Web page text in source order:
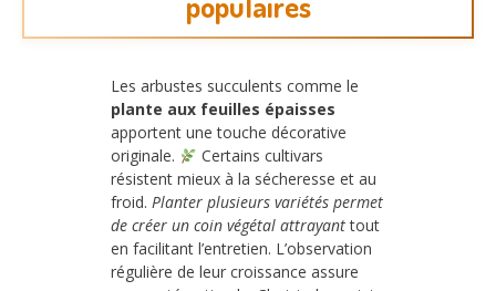
Les arbustes succulents comme le
plante aux feuilles épaisses
apportent une touche décorative
originale.
Certains cultivars
résistent mieux à la sécheresse et au
froid. Planter plusieurs variétés permet
de créer un coin végétal attrayanttout
en facilitant l’entretien. L’observation
régulière de leur croissance assure